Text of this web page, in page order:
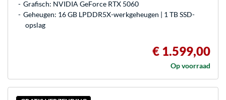
Grafisch: NVIDIA GeForce RTX 5060
Geheugen: 16 GB LPDDR5X-werkgeheugen | 1 TB SSD-
opslag
€ 1.599,00
Op voorraad